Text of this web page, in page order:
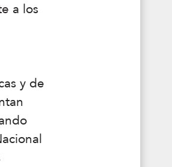
a los
y de